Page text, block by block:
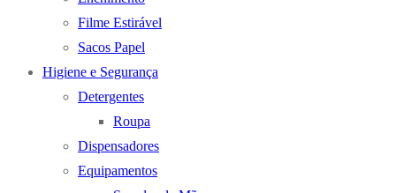
Filme Estirável
Sacos Papel
Higiene e Segurança
Detergentes
Roupa
Dispensadores
Equipamentos